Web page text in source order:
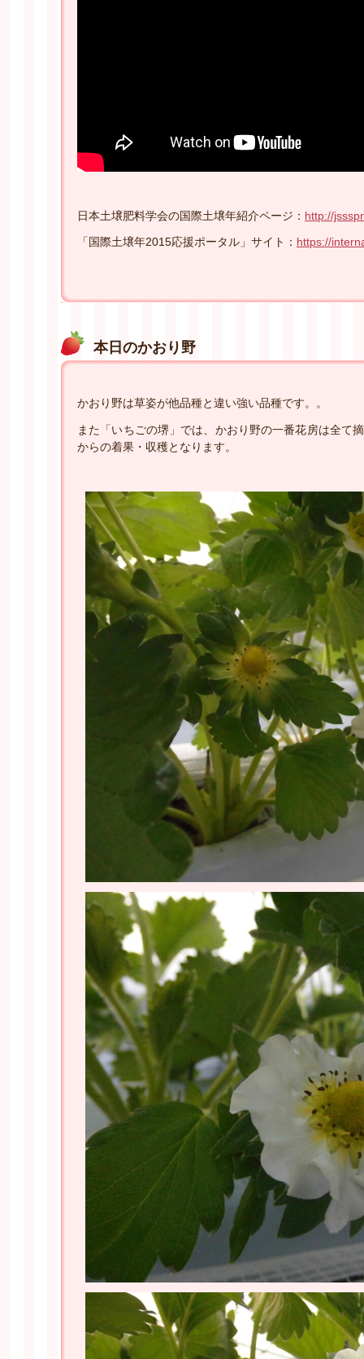
日本土壌肥料学会の国際土壌年紹介ページ： http://
「国際土壌年2015応援ポータル」サイト： https://
本日のかおり野
かおり野は草姿が他品種と違い強い品種です。。
また「いちごの堺」では、かおり野の一番花房は全て
からの着果・収穫となります。